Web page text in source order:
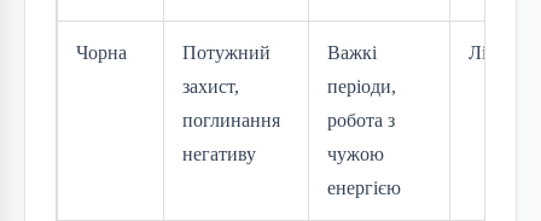
Чорна
Потужний
захист,
поглинання
негативу
Важкі
періоди,
робота з
чужою
енергією
Ліва